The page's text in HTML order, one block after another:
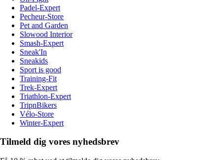
Padel-Expert
Pecheur-Store
Pet and Garden
Slowood Interior
Smash-Expert
Sneak'In
Sneakids
Sport is good
Training-Fit
Trek-Expert
Triathlon-Expert
TripnBikers
Vélo-Store
Winter-Expert
Tilmeld dig vores nyhedsbrev